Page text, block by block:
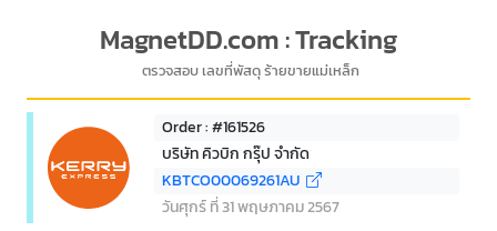
MagnetDD.com : Tracking
ตรวจสอบ เลขที่พัสดุ ร้ายขายแม่เหล็ก
Order : #161526
บริษัท คิวบิก กรุ๊ป จำกัด
KBTCO00069261AU
วันศุกร์ ที่ 31 พฤษภาคม 2567